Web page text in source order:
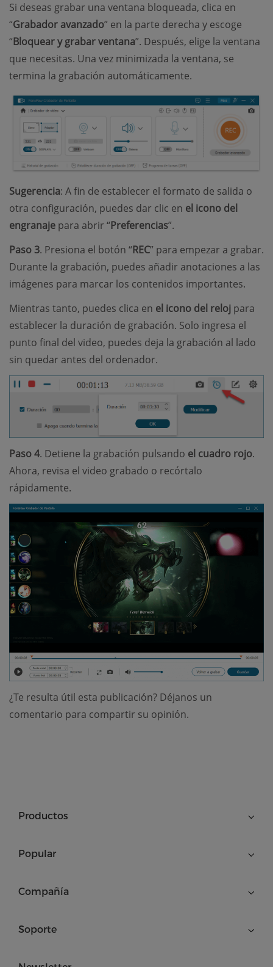
Si deseas grabar una ventana bloqueada, clica en
“Grabador avanzado” en la parte derecha y escoge
“Bloquear y grabar ventana”. Después, elige la ventana
que necesitas. Una vez minimizada la ventana, se
termina la grabación automáticamente.
Sugerencia: A fin de establecer el formato de salida o
otra configuración, puedes dar clic en el icono del
engranaje para abrir “Preferencias”.
Paso 3. Presiona el botón “REC” para empezar a grabar.
Durante la grabación, puedes añadir anotaciones a las
imágenes para marcar los contenidos importantes.
Mientras tanto, puedes clica en el icono del reloj para
establecer la duración de grabación. Solo ingresa el
punto final del video, puedes deja la grabación al lado
sin quedar antes del ordenador.
Paso 4. Detiene la grabación pulsando el cuadro rojo.
Ahora, revisa el video grabado o recórtalo
rápidamente.
¿Te resulta útil esta publicación? Déjanos un
comentario para compartir su opinión.
Productos
Popular
Compañía
Soporte